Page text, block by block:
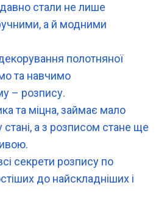
стали не лише
а й модними
полотняної
та навчимо
– розпису.
та міцна, займає мало
стані, а з розписом стане ще
секрети розпису по
до найскладніших і